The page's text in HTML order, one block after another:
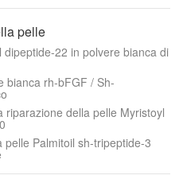
pelle
22 in polvere bianca di
bianca rh-bFGF / Sh-
della pelle Myristoyl
Palmitoil sh-tripeptide-3